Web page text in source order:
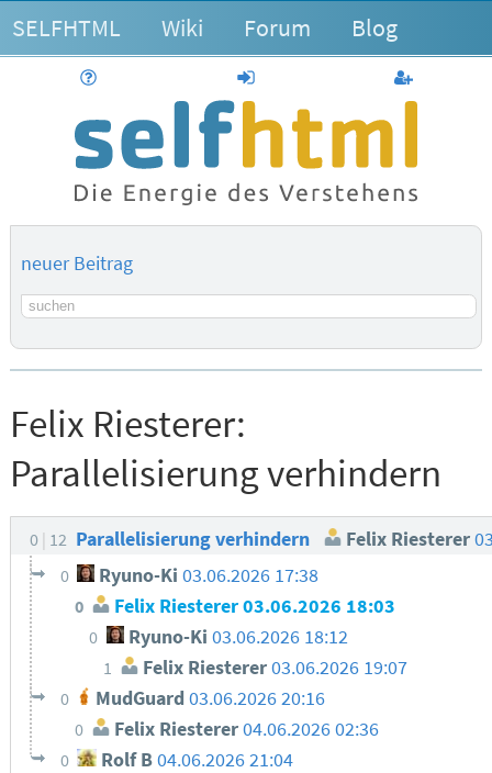
SELFHTML Wiki Forum Blog
anmelden
neuer Beitrag
Suchbegriff
Felix Riesterer:
Parallelisierung verhindern
0 12 Parallelisierung verhindern Felix Riesterer
0 Ryuno-Ki 03.06.2026 17:38
0 Felix Riesterer 03.06.2026 18:03
0 Ryuno-Ki 03.06.2026 18:12
1 Felix Riesterer03.06.2026 19:07
0 MudGuard 03.06.2026 20:16
0 Felix Riesterer 04.06.2026 02:36
0 Rolf B04.06.2026 21:04